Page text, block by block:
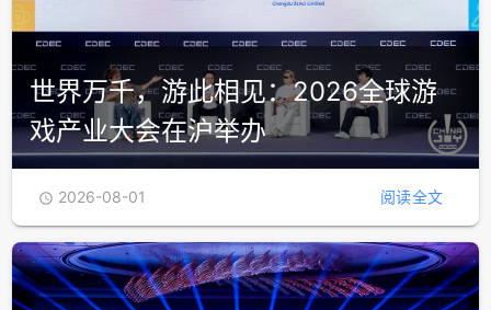
世界万千，游此相见：2026全球游
戏产业大会在沪举办
 2026-08-01 阅读全文